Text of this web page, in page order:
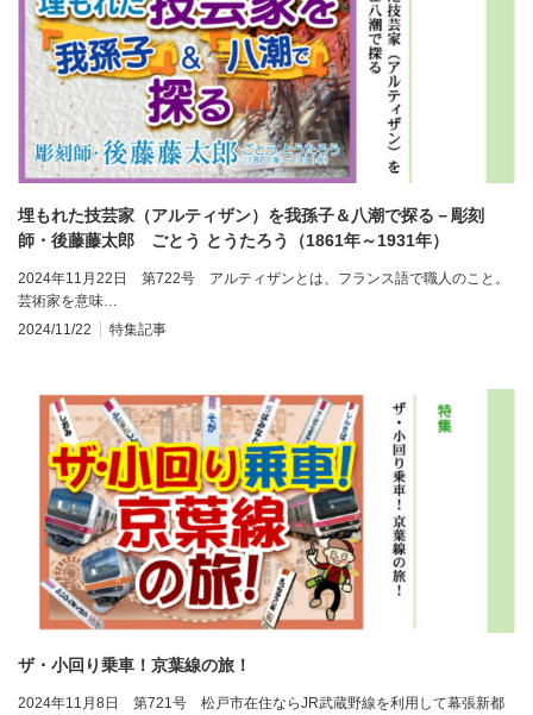
埋もれた技芸家（アルティザン）を我孫子＆八潮で探る－彫刻
師・後藤藤太郎 ごとう とうたろう（1861年～1931年）
2024年11月22日 第722号 アルティザンとは、フランス語で職人のこと。
芸術家を意味…
2024/11/22
特集記事
ザ・小回り乗車！京葉線の旅！
2024年11月8日 第721号 松戸市在住ならJR武蔵野線を利用して幕張新都